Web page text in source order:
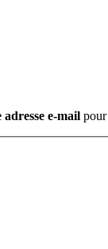
e-mail